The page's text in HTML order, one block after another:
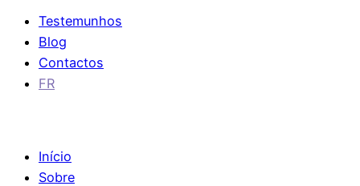
Testemunhos
Blog
Contactos
FR
Início
Sobre